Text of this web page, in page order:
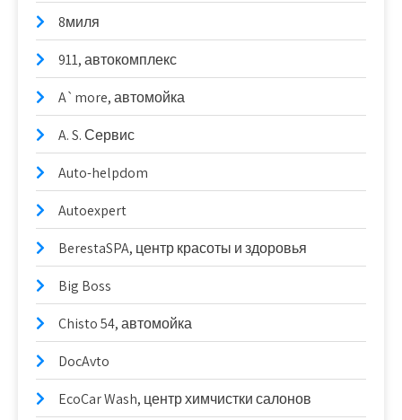
8миля
911, автокомплекс
A`more, автомойка
A. S. Сервис
Auto-helpdom
Autoexpert
BerestaSPA, центр красоты и здоровья
Big Boss
Chisto 54, автомойка
DocAvto
EcoCar Wash, центр химчистки салонов